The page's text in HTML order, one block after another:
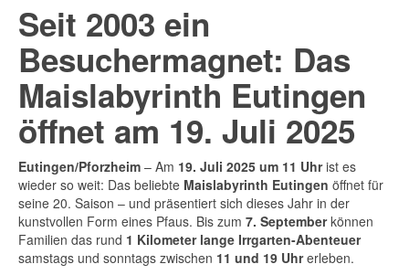
Seit 2003 ein
Besuchermagnet: Das
Maislabyrinth Eutingen
öffnet am 19. Juli 2025
Eutingen/Pforzheim – Am 19. Juli 2025 um 11 Uhrist es
wieder so weit: Das beliebte Maislabyrinth Eutingen öffnet für
seine 20. Saison – und präsentiert sich dieses Jahr in der
kunstvollen Form eines Pfaus. Bis zum 7. Septemberkönnen
Familien das rund 1 Kilometer lange Irrgarten-Abenteuer
samstags und sonntags zwischen 11 und 19 Uhrerleben.